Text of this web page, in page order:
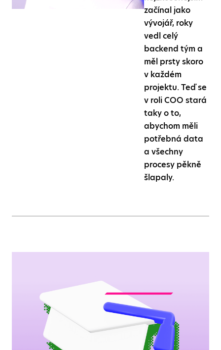
začínal jako
vývojář, roky
vedl celý
backend tým a
měl prsty skoro
v každém
projektu. Teď se
v roli COO stará
taky o to,
abychom měli
potřebná data
a všechny
procesy pěkně
šlapaly.